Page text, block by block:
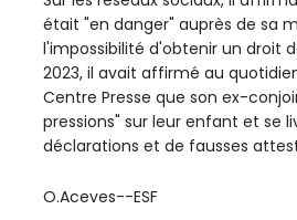
était "en danger" auprès de sa
l'impossibilité d'obtenir un droit
2023, il avait affirmé au
Centre Presse que son ex-
pressions" sur leur enfant et se
déclarations et de fausses
O.Aceves--ESF